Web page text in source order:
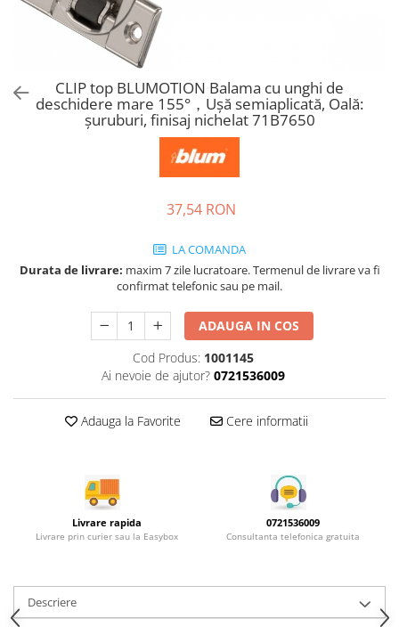
Sisteme si accesorii pentru
Sisteme pentru usi pliante
Accesorii dressing
Bari pentru haine
Console si suporti polita
Accesorii pentru compartimentare
Suruburi, coltare, elemente de
Lamele si cepi de lemn
Picioare si rotile mobilier
Picioare mobilier
Rotile mobilier
Scurgatoare pentru vase
Cosuri Jolly si coloane
Legrabox - Blum
Merivobox - Blum
CLIP top BLUMOTION Balama cu unghi de
deschidere mare 155°，Uşă semiaplicată, Oală:
şuruburi, finisaj nichelat 71B7650
37,54 RON
LA COMANDA
Durata de livrare: maxim 7 zile lucratoare. Termenul de livrare va fi
confirmat telefonic sau pe mail.
ADAUGA IN COS
Cod Produs: 1001145
Ai nevoie de ajutor? 0721536009
Adauga la Favorite Cere informatii
Livrare rapida
Livrare prin curier sau la Easybox
0721536009
Consultanta telefonica gratuita
Descriere